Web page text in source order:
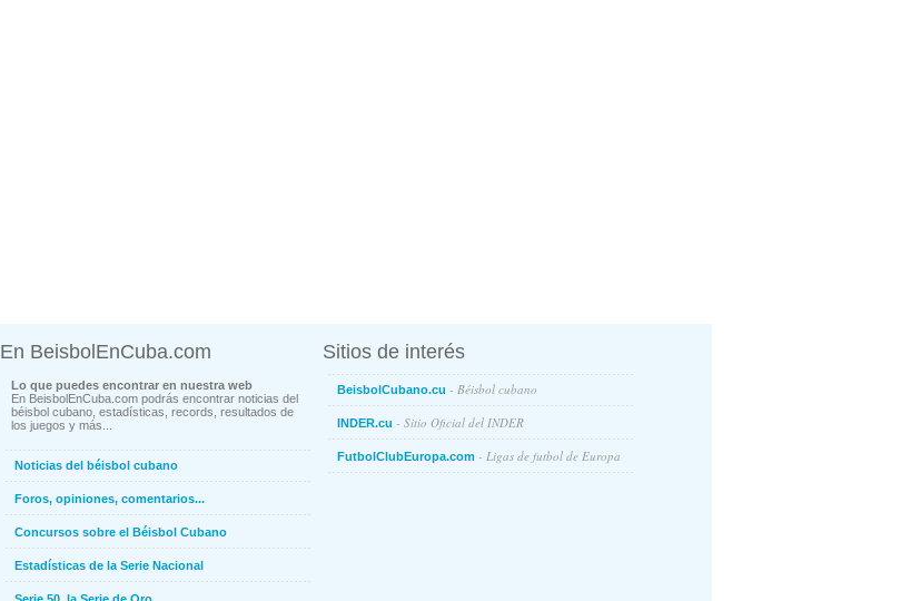
En BeisbolEnCuba.com
Lo que puedes encontrar en nuestra web
En BeisbolEnCuba.com podrás encontrar noticias del
béisbol cubano, estadísticas, records, resultados de
los juegos y más...
Noticias del béisbol cubano
Foros, opiniones, comentarios...
Concursos sobre el Béisbol Cubano
Estadísticas de la Serie Nacional
Sitios de interés
BeisbolCubano.cu - Béisbol cubano
INDER.cu - Sitio Oficial del INDER
FutbolClubEuropa.com - Ligas de futbol de Europa